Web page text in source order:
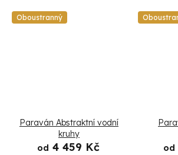
Oboustranný
Paraván Abstraktní vodní
kruhy
od 4 459 Kč
od